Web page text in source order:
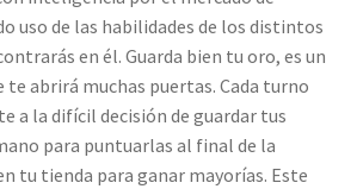
uso de las habilidades de los distintos
en él. Guarda bien tu oro, es un
te abrirá muchas puertas. Cada turno
a la difícil decisión de guardar tus
para puntuarlas al final de la
tu tienda para ganar mayorías. Este